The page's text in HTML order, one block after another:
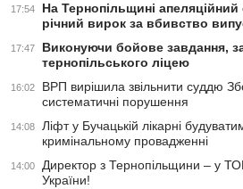
17:54
На Тернопільщині
річний вирок за вбивство
17:47
Виконуючи бойове завдання,
тернопільського ліцею
16:02
ВРП вирішила звільнити суддю
систематичні порушення
14:08
Ліфт у Бучацькій лікарні
кримінальному провадженні
14:00
Директор з Тернопільщини – у
України!